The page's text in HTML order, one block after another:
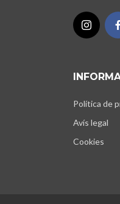
Política de
Avís legal
Cookies